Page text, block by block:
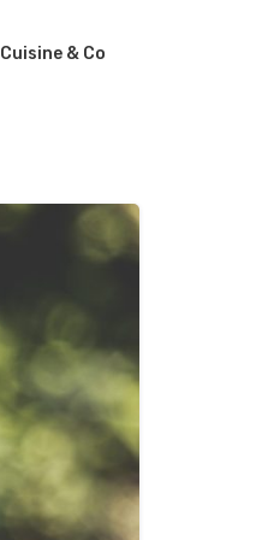
Cuisine & Co